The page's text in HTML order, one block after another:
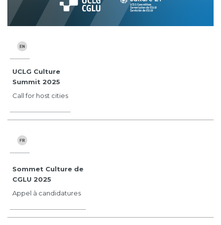
UCLG Culture
Summit 2025
Call for host cities
Sommet Culture de
CGLU 2025
Appel à candidatures